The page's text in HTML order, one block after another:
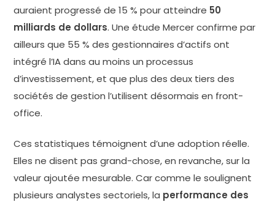
auraient progressé de 15 % pour atteindre 50
milliards de dollars. Une étude Mercer confirme par
ailleurs que 55 % des gestionnaires d’actifs ont
intégré l’IA dans au moins un processus
d’investissement, et que plus des deux tiers des
sociétés de gestion l’utilisent désormais en front-
office.
Ces statistiques témoignent d’une adoption réelle.
Elles ne disent pas grand-chose, en revanche, sur la
valeur ajoutée mesurable. Car comme le soulignent
plusieurs analystes sectoriels, la performance des